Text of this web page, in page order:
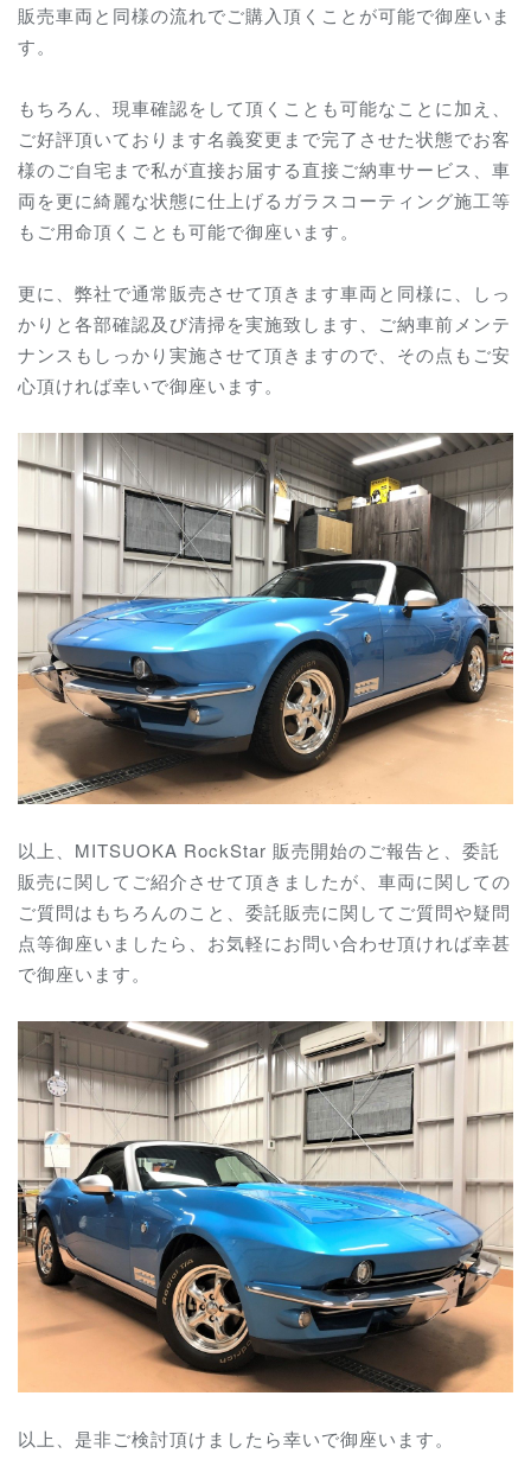
販売車両と同様の流れでご購入頂くことが可能で御座いま
す。
もちろん、現車確認をして頂くことも可能なことに加え、
ご好評頂いております名義変更まで完了させた状態でお客
様のご自宅まで私が直接お届する直接ご納車サービス、車
両を更に綺麗な状態に仕上げるガラスコーティング施工等
もご用命頂くことも可能で御座います。
更に、弊社で通常販売させて頂きます車両と同様に、しっ
かりと各部確認及び清掃を実施致します、ご納車前メンテ
ナンスもしっかり実施させて頂きますので、その点もご安
心頂ければ幸いで御座います。
以上、MITSUOKA RockStar 販売開始のご報告と、委託
販売に関してご紹介させて頂きましたが、車両に関しての
ご質問はもちろんのこと、委託販売に関してご質問や疑問
点等御座いましたら、お気軽にお問い合わせ頂ければ幸甚
で御座います。
以上、是非ご検討頂けましたら幸いで御座います。